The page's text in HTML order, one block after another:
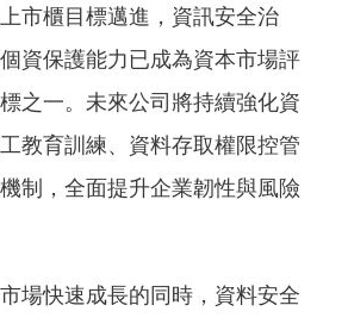
市櫃目標邁進，資訊安全治
資保護能力已成為資本市場評
之一。未來公司將持續強化資
教育訓練、資料存取權限控管
制，全面提升企業韌性與風險
場快速成長的同時，資料安全